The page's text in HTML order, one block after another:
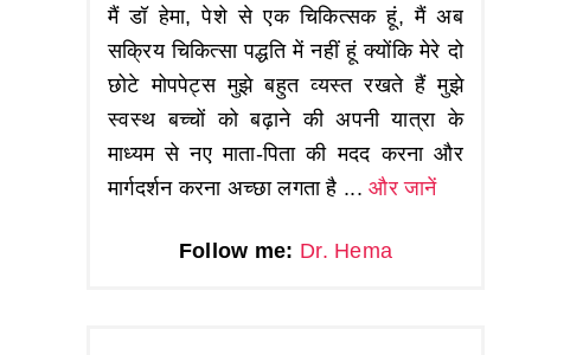
मैं डॉ हेमा, पेशे से एक चिकित्सक हूं, मैं अब
सक्रिय चिकित्सा पद्धति में नहीं हूं क्योंकि मेरे दो
छोटे मोपपेट्स मुझे बहुत व्यस्त रखते हैं मुझे
स्वस्थ बच्चों को बढ़ाने की अपनी यात्रा के
माध्यम से नए माता-पिता की मदद करना और
मार्गदर्शन करना अच्छा लगता है ...और जानें
Follow me: Dr. Hema